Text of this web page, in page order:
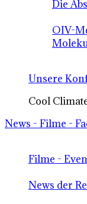
Die
OIV-
Unsere
Cool
News - Filme -
Filme -
News der